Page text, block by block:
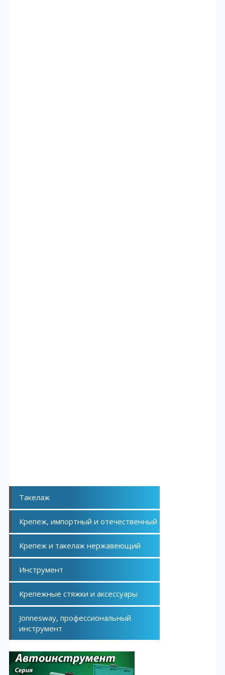
Такелаж
Крепеж, импортный и отечественный
Крепеж и такелаж нержавеющий
Инструмент
Крепежные стяжки и аксессуары
Jonnesway, профессиональный
инструмент